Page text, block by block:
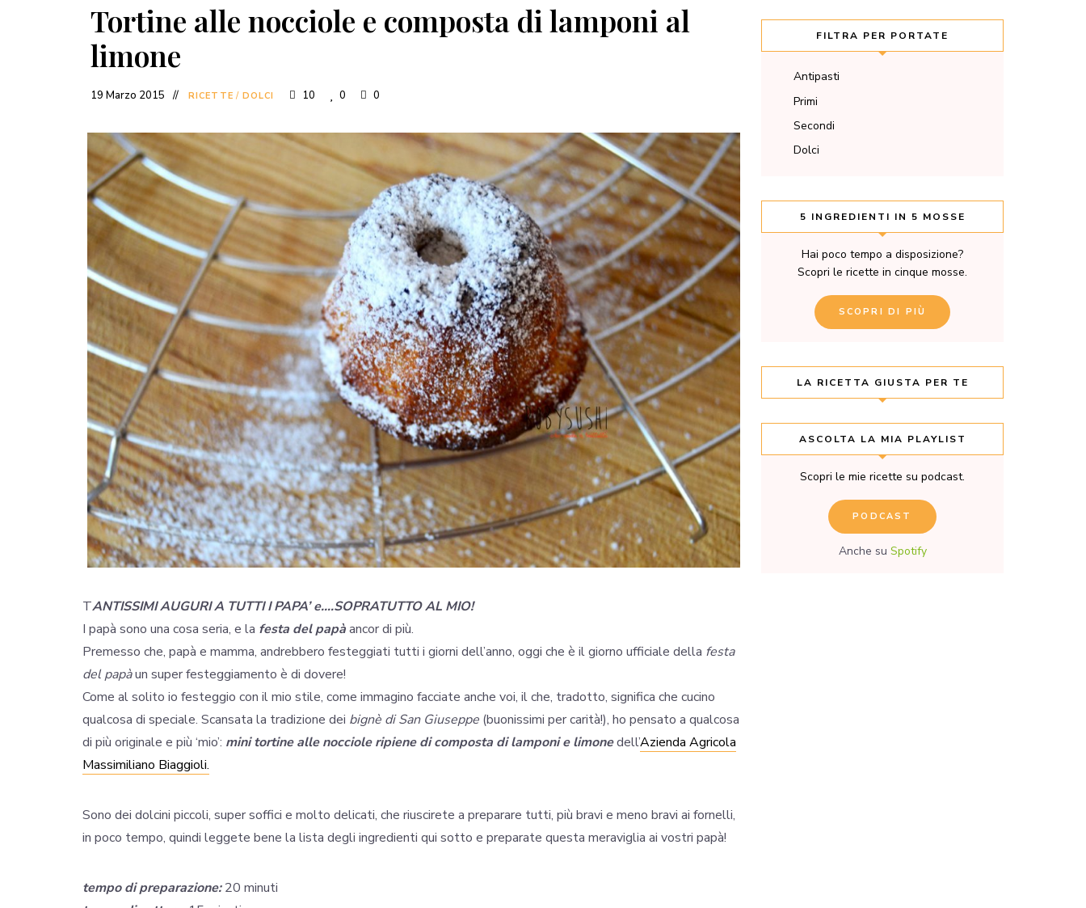
Tortine alle nocciole e composta di lamponi al
limone
19 Marzo 2015 RICETTE / DOLCI 10 0 0
TANTISSIMI AUGURI A TUTTI I PAPA’ e….SOPRATUTTO AL MIO!
I papà sono una cosa seria, e la festa del papàancor di più.
Premesso che, papà e mamma, andrebbero festeggiati tutti i giorni dell’anno, oggi che è il giorno ufficiale della festa
del papàun super festeggiamento è di dovere!
Come al solito io festeggio con il mio stile, come immagino facciate anche voi, il che, tradotto, significa che cucino
qualcosa di speciale. Scansata la tradizione dei bignè di San Giuseppe (buonissimi per carità!), ho pensato a qualcosa
di più originale e più ‘mio’: mini tortine alle nocciole ripiene di composta di lamponi e limonedell’Azienda Agricola
Massimiliano Biaggioli.
Sono dei dolcini piccoli, super soffici e molto delicati, che riuscirete a preparare tutti, più bravi e meno bravi ai fornelli,
in poco tempo, quindi leggete bene la lista degli ingredienti qui sotto e preparate questa meraviglia ai vostri papà!
tempo di preparazione:20 minuti
FILTRA PER PORTATE
Antipasti
Primi
Secondi
Dolci
5 INGREDIENTI IN 5 MOSSE
Hai poco tempo a disposizione?
Scopri le ricette in cinque mosse.
SCOPRI DI PIÙ
LA RICETTA GIUSTA PER TE
ASCOLTA LA MIA PLAYLIST
Scopri le mie ricette su podcast.
PODCAST
Anche su Spotify